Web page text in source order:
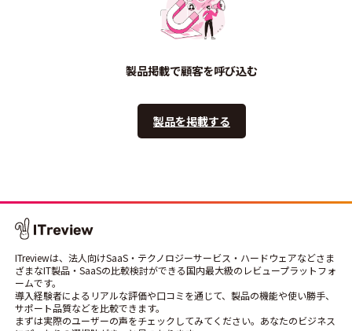
製品掲載で顧客を呼び込む
製品を掲載する
ITreviewは、法人向けSaaS・テクノロジーサービス・ハードウェアなどさま
ざまなIT製品・SaaSの比較検討ができる国内最大級のレビュープラットフォ
ームです。
導入経験者によるリアルな評価や口コミを通じて、製品の機能や使い勝手、
サポート品質などを比較できます。
まずは実際のユーザーの声をチェックしてみてください。あなたのビジネス